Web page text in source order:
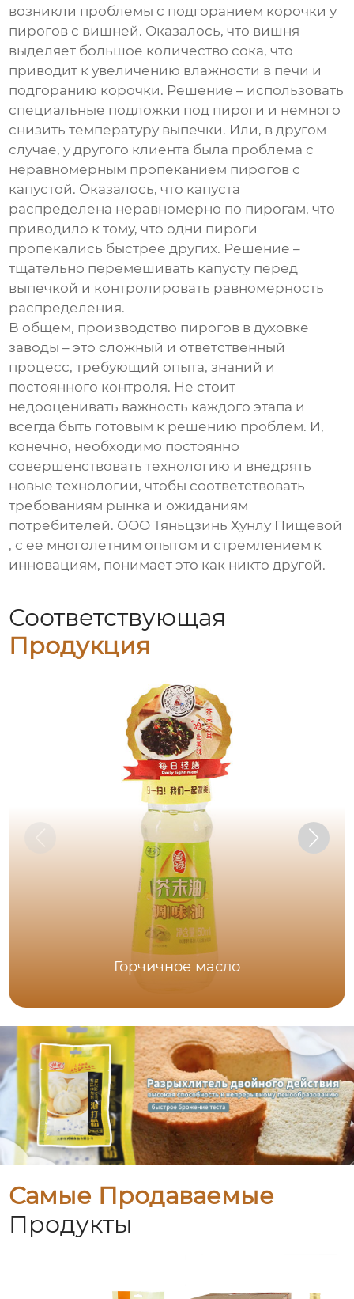
возникли проблемы с подгоранием корочки у
пирогов с вишней. Оказалось, что вишня
выделяет большое количество сока, что
приводит к увеличению влажности в печи и
подгоранию корочки. Решение – использовать
специальные подложки под пироги и немного
снизить температуру выпечки. Или, в другом
случае, у другого клиента была проблема с
неравномерным пропеканием пирогов с
капустой. Оказалось, что капуста
распределена неравномерно по пирогам, что
приводило к тому, что одни пироги
пропекались быстрее других. Решение –
тщательно перемешивать капусту перед
выпечкой и контролировать равномерность
распределения.
В общем, производство пирогов в духовке
заводы – это сложный и ответственный
процесс, требующий опыта, знаний и
постоянного контроля. Не стоит
недооценивать важность каждого этапа и
всегда быть готовым к решению проблем. И,
конечно, необходимо постоянно
совершенствовать технологию и внедрять
новые технологии, чтобы соответствовать
требованиям рынка и ожиданиям
потребителей. ООО Тяньцзинь Хунлу Пищевой
, с ее многолетним опытом и стремлением к
инновациям, понимает это как никто другой.
Соответствующая
Продукция
Горчичное масло
Самые Продаваемые
Продукты